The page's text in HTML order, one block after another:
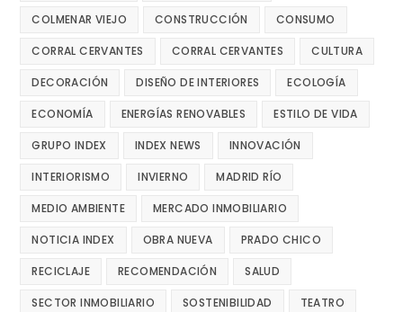
COLMENAR VIEJO CONSTRUCCIÓN CONSUMO
CORRAL CERVANTES CORRAL CERVANTES CULTURA
DECORACIÓN DISEÑO DE INTERIORES ECOLOGÍA
ECONOMÍA ENERGÍAS RENOVABLES ESTILO DE VIDA
GRUPO INDEX INDEX NEWS INNOVACIÓN
INTERIORISMO INVIERNO MADRID RÍO
MEDIO AMBIENTE MERCADO INMOBILIARIO
NOTICIA INDEX OBRA NUEVA PRADO CHICO
RECICLAJE RECOMENDACIÓN SALUD
SECTOR INMOBILIARIO SOSTENIBILIDAD TEATRO